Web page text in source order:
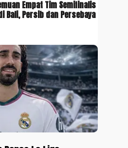
Empat Tim Semifinalis
Bali, Persib dan Persebaya